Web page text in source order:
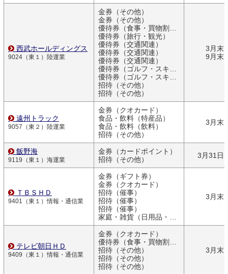
西武ホールディングス
9024（東１）陸運業
金券（その他）
金券（その他）
優待券（食事・買物割引券）
優待券（旅行・観光）
優待券（交通関連）
優待券（交通関連）
優待券（交通関連）
優待券（ゴルフ・スキー）
優待券（ゴルフ・スキー）
招待（その他）
招待（その他）
3月末
9月末
遠州トラック
9057（東２）陸運業
金券（クオカード）
食品・飲料（特産品）
食品・飲料（飲料）
招待（その他）
3月末
飯野海
9119（東１）海運業
金券（カードポイント）
招待（その他）
3月31日
ＴＢＳＨＤ
9401（東１）情報・通信業
金券（ギフト券）
金券（クオカード）
招待（催事）
招待（催事）
招待（催事）
家庭・雑貨（日用品・文房具）
3月末
テレビ朝日ＨＤ
9409（東１）情報・通信業
金券（クオカード）
優待券（食事・買物割引券）
招待（その他）
招待（その他）
招待（その他）
3月末